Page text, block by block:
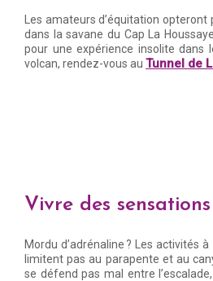
Les amateurs d’équitation opteront
dans la savane du Cap La
pour une expérience insolite dans
volcan, rendez-vous au Tunnel de
Vivre des
Mordu d’adrénaline ? Les activités
limitent pas au parapente et au
se défend pas mal entre